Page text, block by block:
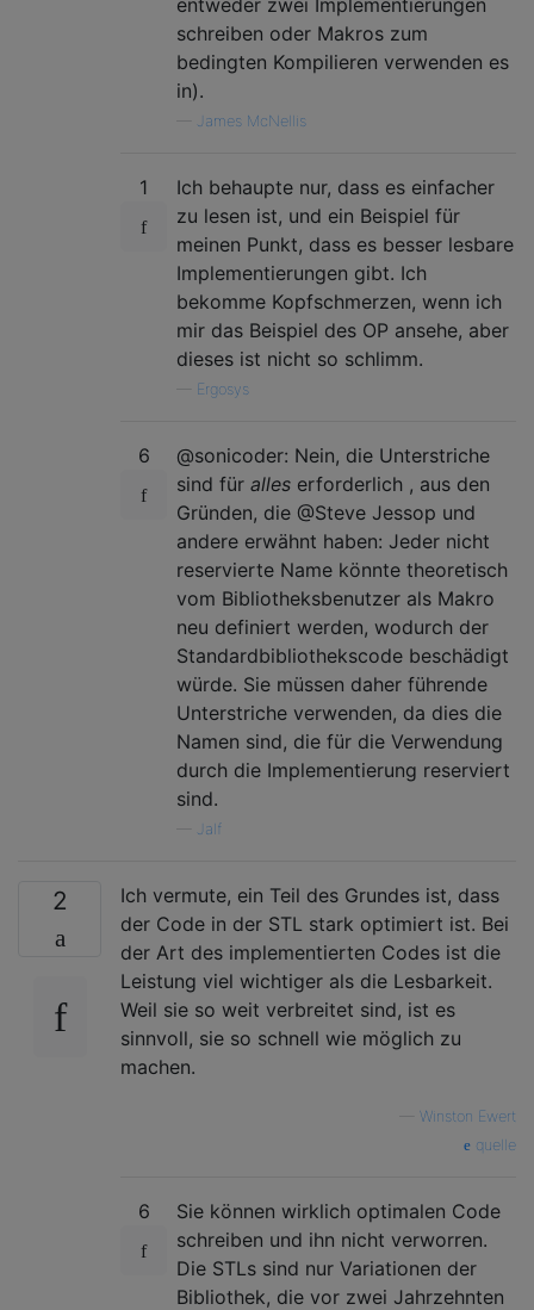
schreiben oder Makros zum
bedingten Kompilieren verwenden es
in).
James McNellis
1
Ich behaupte nur, dass es einfacher
zu lesen ist, und ein Beispiel für
meinen Punkt, dass es besser lesbare
Implementierungen gibt. Ich
bekomme Kopfschmerzen, wenn ich
mir das Beispiel des OP ansehe, aber
dieses ist nicht so schlimm.
Ergosys
6
@sonicoder: Nein, die Unterstriche
sind für alles erforderlich , aus den
Gründen, die @Steve Jessop und
andere erwähnt haben: Jeder nicht
reservierte Name könnte theoretisch
vom Bibliotheksbenutzer als Makro
neu definiert werden, wodurch der
Standardbibliothekscode beschädigt
würde. Sie müssen daher führende
Unterstriche verwenden, da dies die
Namen sind, die für die Verwendung
durch die Implementierung reserviert
sind.
Jalf
2
Ich vermute, ein Teil des Grundes ist, dass
der Code in der STL stark optimiert ist. Bei
der Art des implementierten Codes ist die
Leistung viel wichtiger als die Lesbarkeit.
Weil sie so weit verbreitet sind, ist es
sinnvoll, sie so schnell wie möglich zu
machen.
Winston Ewert
quelle
6
Sie können wirklich optimalen Code
schreiben und ihn nicht verworren.
Die STLs sind nur Variationen der
Bibliothek, die vor zwei Jahrzehnten